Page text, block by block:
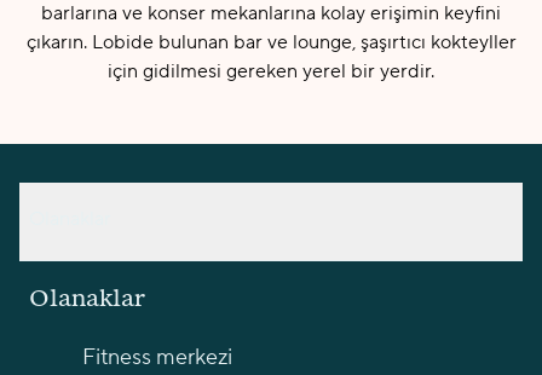
barlarına ve konser mekanlarına kolay erişimin keyfini
çıkarın. Lobide bulunan bar ve lounge, şaşırtıcı kokteyller
için gidilmesi gereken yerel bir yerdir.
Olanaklar
Fitness merkezi